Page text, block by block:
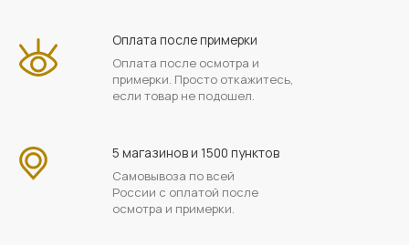
Оплата после примерки
Оплата после осмотра и
примерки. Просто откажитесь,
если товар не подошел.
5 магазинов и 1500 пунктов
Самовывоза по всей
России с оплатой после
осмотра и примерки.